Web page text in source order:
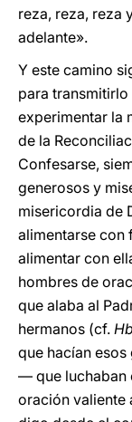
reza, reza, reza
adelante».
Y este camino
para
experimentar la
de la
Confesarse,
generosos y
misericordia de
alimentarse con
alimentar con
hombres de
que alaba al
hermanos (cf. Hb
que hacían
— que luchaban
oración valiente